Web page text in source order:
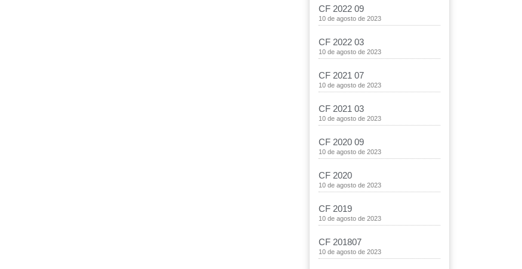
CF 2022 09
10 de agosto de 2023
CF 2022 03
10 de agosto de 2023
CF 2021 07
10 de agosto de 2023
CF 2021 03
10 de agosto de 2023
CF 2020 09
10 de agosto de 2023
CF 2020
10 de agosto de 2023
CF 2019
10 de agosto de 2023
CF 201807
10 de agosto de 2023